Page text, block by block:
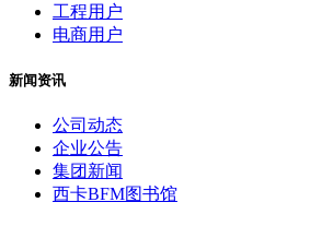
工程用户
电商用户
新闻资讯
公司动态
企业公告
集团新闻
西卡BFM图书馆